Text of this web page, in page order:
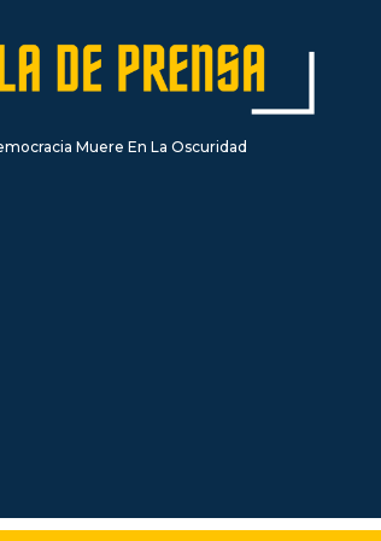
Muere En La Oscuridad